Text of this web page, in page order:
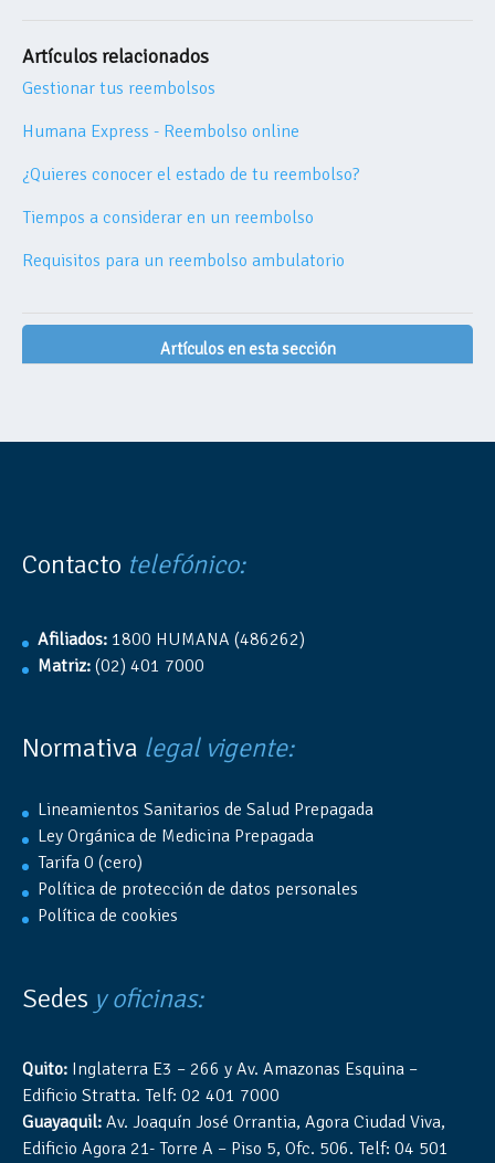
Artículos relacionados
Gestionar tus reembolsos
Humana Express - Reembolso online
¿Quieres conocer el estado de tu reembolso?
Tiempos a considerar en un reembolso
Requisitos para un reembolso ambulatorio
Artículos en esta sección
Contacto telefónico:
Afiliados: 1800 HUMANA (486262)
Matriz: (02) 401 7000
Normativa legal vigente:
Lineamientos Sanitarios de Salud Prepagada
Ley Orgánica de Medicina Prepagada
Tarifa 0 (cero)
Política de protección de datos personales
Política de cookies
Sedes y oficinas:
Quito: Inglaterra E3 – 266 y Av. Amazonas Esquina –
Edificio Stratta. Telf: 02 401 7000
Guayaquil: Av. Joaquín José Orrantia, Agora Ciudad Viva,
Edificio Agora 21- Torre A – Piso 5, Ofc. 506. Telf: 04 501